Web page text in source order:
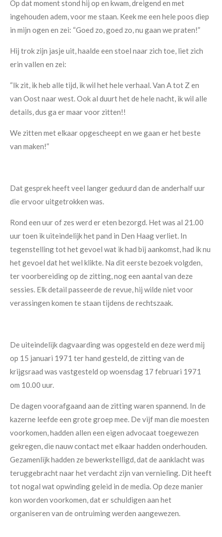
Op dat moment stond hij op en kwam, dreigend en met
ingehouden adem, voor me staan. Keek me een hele poos diep
in mijn ogen en zei: “Goed zo, goed zo, nu gaan we praten!”
Hij trok zijn jasje uit, haalde een stoel naar zich toe, liet zich
erin vallen en zei:
“Ik zit, ik heb alle tijd, ik wil het hele verhaal. Van A tot Z en
van Oost naar west. Ook al duurt het de hele nacht, ik wil alle
details, dus ga er maar voor zitten!!
We zitten met elkaar opgescheept en we gaan er het beste
van maken!”
Dat gesprek heeft veel langer geduurd dan de anderhalf uur
die ervoor uitgetrokken was.
Rond een uur of zes werd er eten bezorgd. Het was al 21.00
uur toen ik uiteindelijk het pand in Den Haag verliet. In
tegenstelling tot het gevoel wat ik had bij aankomst, had ik nu
het gevoel dat het wel klikte. Na dit eerste bezoek volgden,
ter voorbereiding op de zitting, nog een aantal van deze
sessies. Elk detail passeerde de revue, hij wilde niet voor
verassingen komen te staan tijdens de rechtszaak.
De uiteindelijk dagvaarding was opgesteld en deze werd mij
op 15 januari 1971 ter hand gesteld, de zitting van de
krijgsraad was vastgesteld op woensdag 17 februari 1971
om 10.00 uur.
De dagen voorafgaand aan de zitting waren spannend. In de
kazerne leefde een grote groep mee. De vijf man die moesten
voorkomen, hadden allen een eigen advocaat toegewezen
gekregen, die nauw contact met elkaar hadden onderhouden.
Gezamenlijk hadden ze bewerkstelligd, dat de aanklacht was
teruggebracht naar het verdacht zijn van vernieling. Dit heeft
tot nogal wat opwinding geleid in de media. Op deze manier
kon worden voorkomen, dat er schuldigen aan het
organiseren van de ontruiming werden aangewezen.